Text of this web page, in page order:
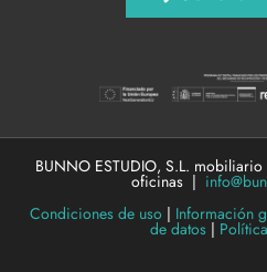
BUNNO ESTUDIO, S.L.
oficinas |
Condiciones de uso | Información
de datos |